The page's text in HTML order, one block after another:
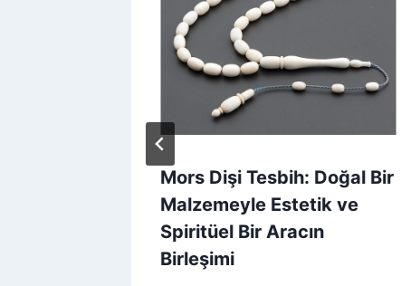
Mors Dişi Tesbih: Doğal Bir
Malzemeyle Estetik ve
Spiritüel Bir Aracın
Birleşimi